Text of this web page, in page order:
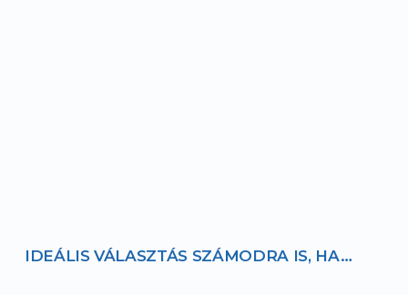
IDEÁLIS VÁLASZTÁS SZÁMODRA IS, HA…